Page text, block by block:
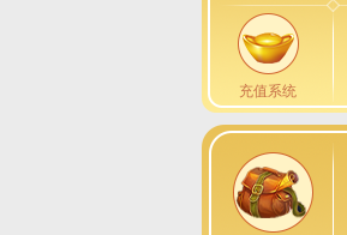
充值系统